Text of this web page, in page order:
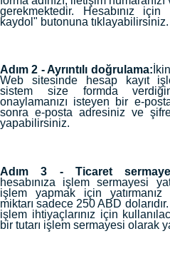
gerekmektedir. Hesabınız
kaydol" butonuna tıklayabilirsiniz.
Adım 2 - Ayrıntılı doğrulama:
Web sitesinde hesap kayıt
sistem size formda
onaylamanızı isteyen bir e-
sonra e-posta adresiniz ve
yapabilirsiniz.
Adım 3 - Ticaret
hesabınıza işlem sermayesi
işlem yapmak için
miktarı sadece 250 ABD
işlem ihtiyaçlarınız için
bir tutarı işlem sermayesi olarak